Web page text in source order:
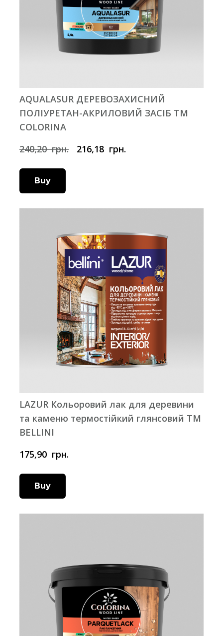
AQUALASUR ДЕРЕВОЗАХИСНИЙ
ПОЛІУРЕТАН-АКРИЛОВИЙ ЗАСІБ ТМ
COLORINA
240,20  грн.
216,18  грн.
Buy
LAZUR Кольоровий лак для деревини
та каменю термостійкий глянсовий ТМ
BELLINI
175,90  грн.
Buy